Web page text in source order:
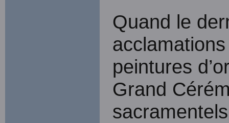
Quand le
peintures
Grand